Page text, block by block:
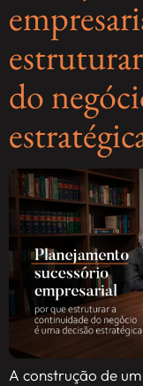
do
A construção de